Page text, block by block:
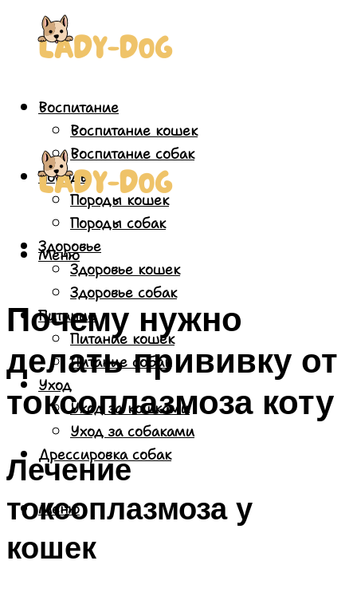
Воспитание
Воспитание кошек
Воспитание собак
Породы
Породы кошек
Породы собак
Здоровье
Здоровье кошек
Здоровье собак
Питание
Питание кошек
Питание собак
Уход
Уход за кошками
Уход за собаками
Дрессировка собак
Меню
Меню
Почему нужно
делать прививку от
токсоплазмоза коту
Лечение
токсоплазмоза у
кошек